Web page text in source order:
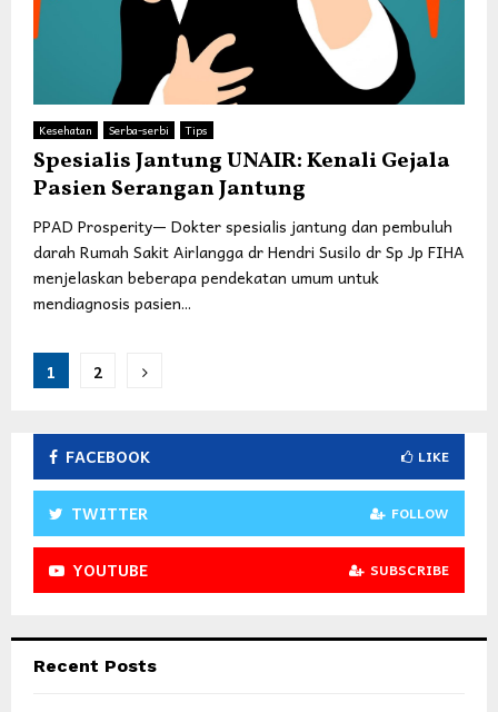
Kesehatan Serba-serbi Tips
Spesialis Jantung UNAIR: Kenali Gejala
Pasien Serangan Jantung
PPAD Prosperity— Dokter spesialis jantung dan pembuluh
darah Rumah Sakit Airlangga dr Hendri Susilo dr Sp Jp FIHA
menjelaskan beberapa pendekatan umum untuk
mendiagnosis pasien...
Posts
1 2
FACEBOOK LIKE
TWITTER FOLLOW
YOUTUBE SUBSCRIBE
Recent Posts